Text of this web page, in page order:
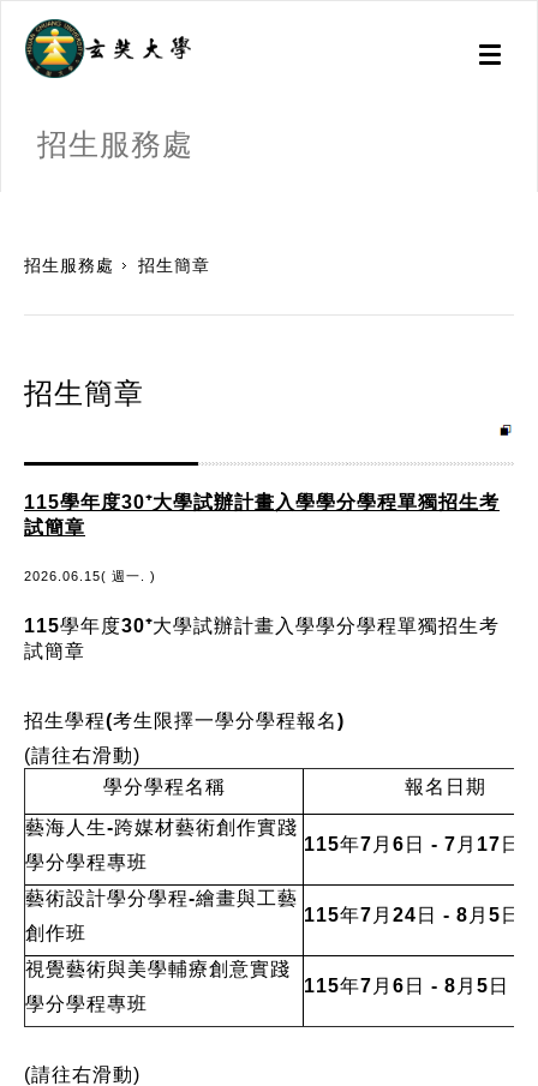
Toggle
招生服務處
招生服務處 招生簡章
招生簡章
115學年度30⁺大學試辦計畫入學學分學程單獨招生考
試簡章
2026.06.15( 週一. )
115學年度30⁺大學試辦計畫入學學分學程單獨招生考
試簡章
招生學程(考生限擇一學分學程報名)
(請往右滑動)
學分學程名稱
報名日期
藝海人生-跨媒材藝術創作實踐
學分學程專班
115年7月6日 - 7月17日
藝術設計學分學程-繪畫與工藝
創作班
115年7月24日 - 8月5日
視覺藝術與美學輔療創意實踐
學分學程專班
115年7月6日 - 8月5日
(請往右滑動)